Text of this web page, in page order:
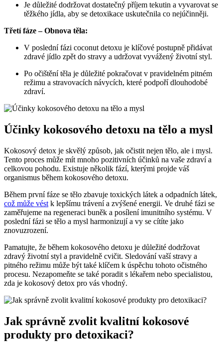
Je důležité dodržovat dostatečný příjem tekutin a vyvarovat se
těžkého jídla, aby se detoxikace uskutečnila co nejúčinněji.
Třetí fáze – Obnova těla:
V poslední fázi coconut detoxu je klíčové postupně přidávat
zdravé jídlo zpět do stravy a udržovat vyvážený životní styl.
Po očištění těla je důležité pokračovat v pravidelném pitném
režimu a stravovacích návycích, které podpoří dlouhodobé
zdraví.
Účinky kokosového detoxu na tělo a mysl
Kokosový detox je skvělý způsob, jak očistit nejen tělo, ale i mysl.
Tento proces může mít mnoho pozitivních účinků na vaše zdraví a
celkovou pohodu. Existuje několik fází, kterými projde váš
organismus během kokosového detoxu.
Během první fáze se tělo zbavuje toxických látek a odpadních látek,
což může vést k lepšímu trávení a zvýšené energii. Ve druhé fázi se
zaměřujeme na regeneraci buněk a posílení imunitního systému. V
poslední fázi se tělo a mysl harmonizují a vy se cítíte jako
znovuzrození.
Pamatujte, že během kokosového detoxu je důležité dodržovat
zdravý životní styl a pravidelně cvičit. Sledování vaší stravy a
pitného režimu může být také klíčem k úspěchu tohoto očistného
procesu. Nezapomeňte se také poradit s lékařem nebo specialistou,
zda je kokosový detox pro vás vhodný.
Jak správně zvolit kvalitní kokosové
produkty pro detoxikaci?